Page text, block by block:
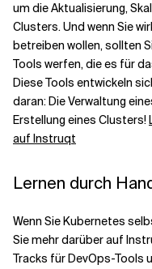
um die Aktualisierung,
Clusters. Und wenn Sie
betreiben wollen, sollten
Tools werfen, die es für
Diese Tools entwickeln
daran: Die Verwaltung
Erstellung eines Clusters!
auf Instruqt
Lernen durch
Wenn Sie Kubernetes
Sie mehr darüber auf
Tracks für DevOps-Tools